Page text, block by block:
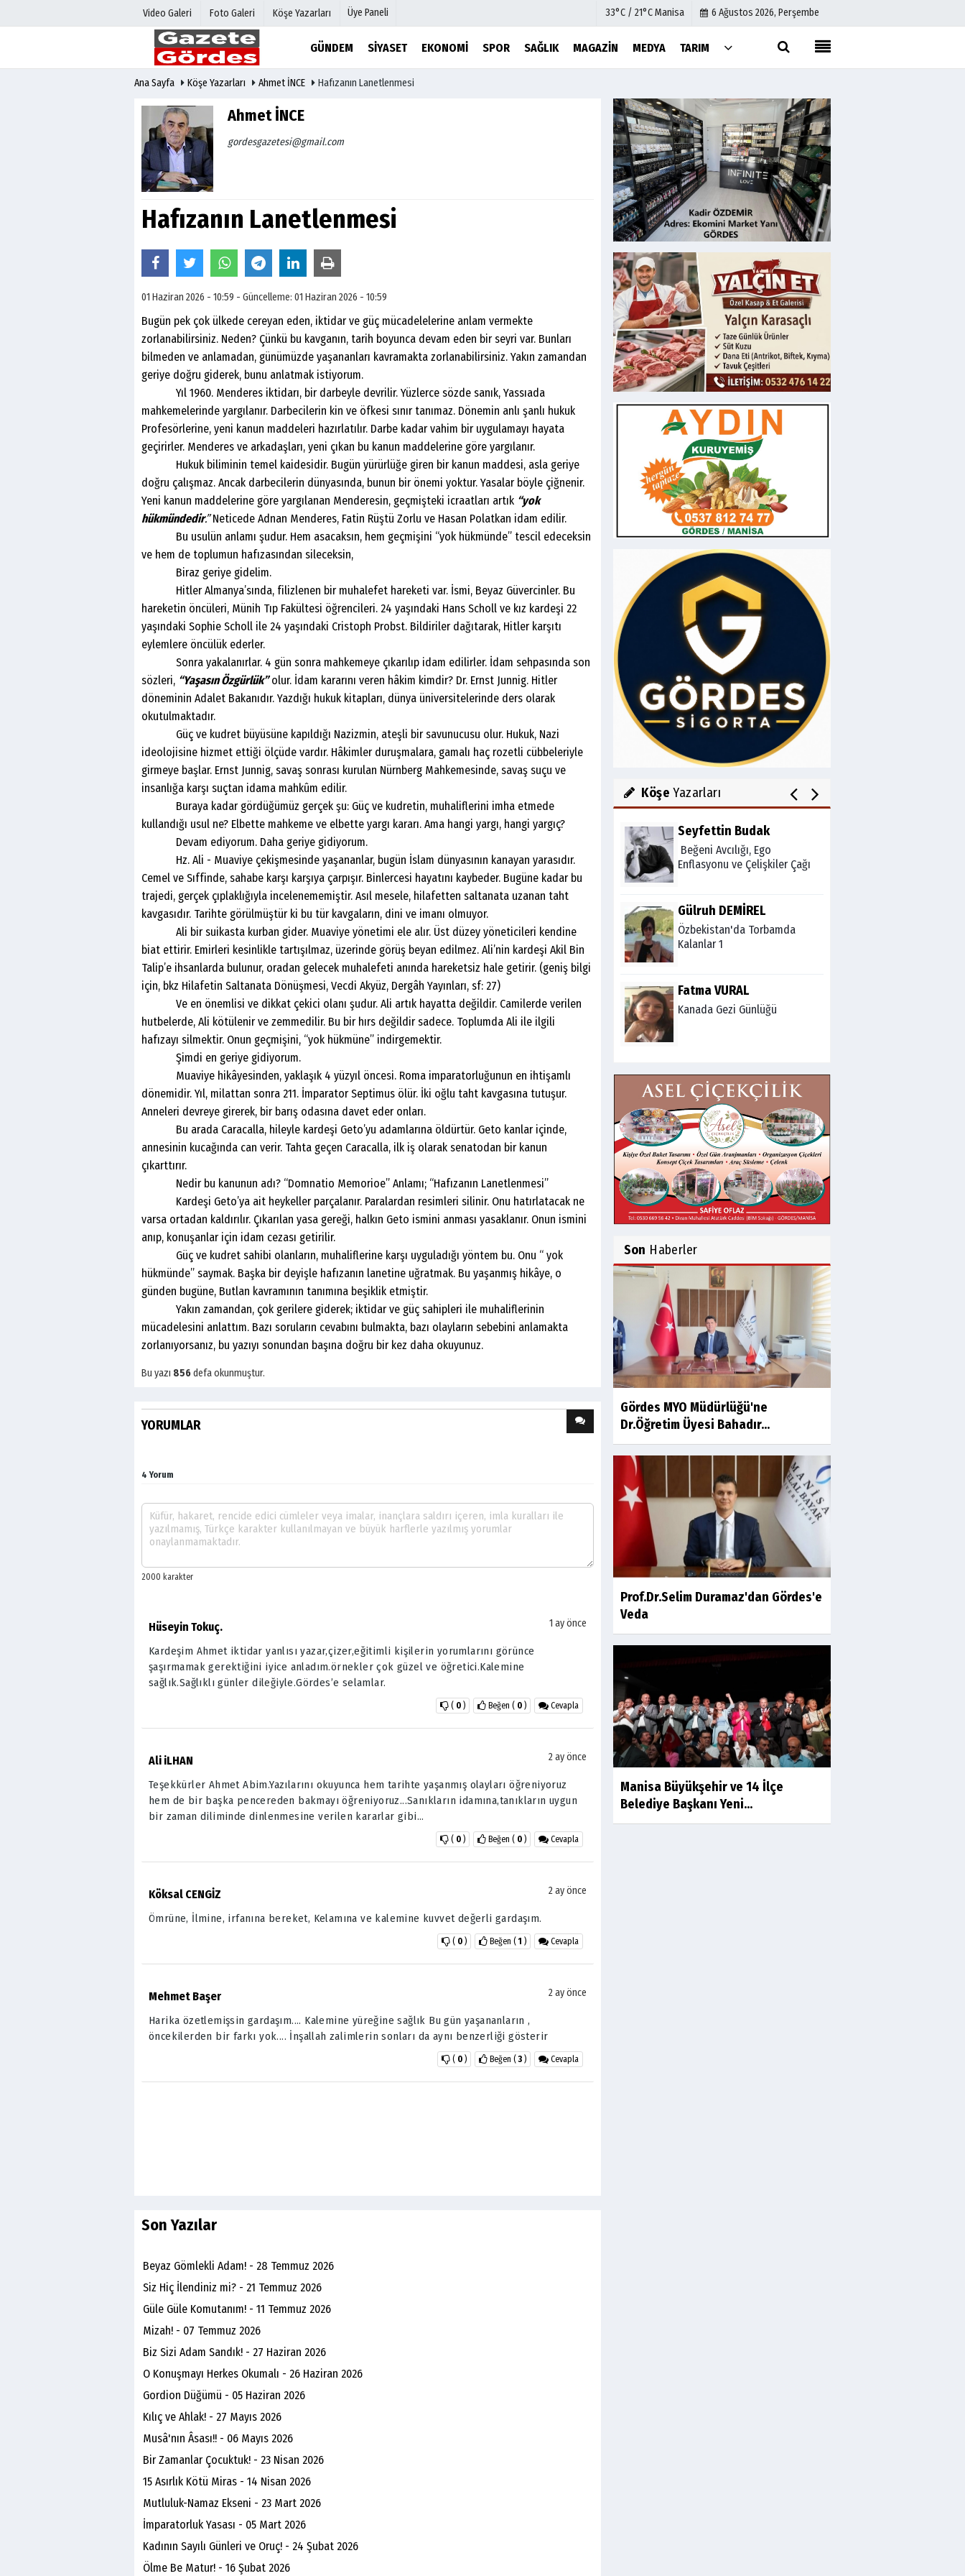
Video Galeri Foto Galeri Köşe Yazarları Üye Paneli 33°C / 21°C Manisa 6 Ağustos 2026, Perşembe
GÜNDEM SIYASET EKONOMI SPOR SAĞLIK MAGAZIN MEDYA TARIM
Hava Durumu
Gazete Manşetleri
Biyografiler
İletişim
Çerez Politikası
Gizlilik İlkeleri
Ana Sayfa Köşe Yazarları Ahmet İNCE Hafızanın Lanetlenmesi
Ahmet İNCE
gordesgazetesi@gmail.com
Hafızanın Lanetlenmesi
01 Haziran 2026 - 10:59 - Güncelleme: 01 Haziran 2026 - 10:59
Bugün pek çok ülkede cereyan eden, iktidar ve güç mücadelelerine anlam vermekte
zorlanabilirsiniz. Neden? Çünkü bu kavganın, tarih boyunca devam eden bir seyri var. Bunları
bilmeden ve anlamadan, günümüzde yaşananları kavramakta zorlanabilirsiniz. Yakın zamandan
geriye doğru giderek, bunu anlatmak istiyorum.
Yıl 1960. Menderes iktidarı, bir darbeyle devrilir. Yüzlerce sözde sanık, Yassıada
mahkemelerinde yargılanır. Darbecilerin kin ve öfkesi sınır tanımaz. Dönemin anlı şanlı hukuk
Profesörlerine, yeni kanun maddeleri hazırlatılır. Darbe kadar vahim bir uygulamayı hayata
geçirirler. Menderes ve arkadaşları, yeni çıkan bu kanun maddelerine göre yargılanır.
Hukuk biliminin temel kaidesidir. Bugün yürürlüğe giren bir kanun maddesi, asla geriye
doğru çalışmaz. Ancak darbecilerin dünyasında, bunun bir önemi yoktur. Yasalar böyle çiğnenir.
Yeni kanun maddelerine göre yargılanan Menderesin, geçmişteki icraatları artık “yok
hükmündedir.”Neticede Adnan Menderes, Fatin Rüştü Zorlu ve Hasan Polatkan idam edilir.
Bu usulün anlamı şudur. Hem asacaksın, hem geçmişini “yok hükmünde” tescil edeceksin
ve hem de toplumun hafızasından sileceksin,
Biraz geriye gidelim.
Hitler Almanya’sında, filizlenen bir muhalefet hareketi var. İsmi, Beyaz Güvercinler. Bu
hareketin öncüleri, Münih Tıp Fakültesi öğrencileri. 24 yaşındaki Hans Scholl ve kız kardeşi 22
yaşındaki Sophie Scholl ile 24 yaşındaki Cristoph Probst. Bildiriler dağıtarak, Hitler karşıtı
eylemlere öncülük ederler.
Sonra yakalanırlar. 4 gün sonra mahkemeye çıkarılıp idam edilirler. İdam sehpasında son
sözleri, “Yaşasın Özgürlük”olur. İdam kararını veren hâkim kimdir? Dr. Ernst Junnig. Hitler
döneminin Adalet Bakanıdır. Yazdığı hukuk kitapları, dünya üniversitelerinde ders olarak
okutulmaktadır.
Güç ve kudret büyüsüne kapıldığı Nazizmin, ateşli bir savunucusu olur. Hukuk, Nazi
ideolojisine hizmet ettiği ölçüde vardır. Hâkimler duruşmalara, gamalı haç rozetli cübbeleriyle
girmeye başlar. Ernst Junnig, savaş sonrası kurulan Nürnberg Mahkemesinde, savaş suçu ve
insanlığa karşı suçtan idama mahkûm edilir.
Buraya kadar gördüğümüz gerçek şu: Güç ve kudretin, muhaliflerini imha etmede
kullandığı usul ne? Elbette mahkeme ve elbette yargı kararı. Ama hangi yargı, hangi yargıç?
Devam ediyorum. Daha geriye gidiyorum.
Hz. Ali - Muaviye çekişmesinde yaşananlar, bugün İslam dünyasının kanayan yarasıdır.
Cemel ve Sıffinde, sahabe karşı karşıya çarpışır. Binlercesi hayatını kaybeder. Bugüne kadar bu
trajedi, gerçek çıplaklığıyla incelenememiştir. Asıl mesele, hilafetten saltanata uzanan taht
kavgasıdır. Tarihte görülmüştür ki bu tür kavgaların, dini ve imanı olmuyor.
Ali bir suikasta kurban gider. Muaviye yönetimi ele alır. Üst düzey yöneticileri kendine
biat ettirir. Emirleri kesinlikle tartışılmaz, üzerinde görüş beyan edilmez. Ali’nin kardeşi Akil Bin
Talip’e ihsanlarda bulunur, oradan gelecek muhalefeti anında hareketsiz hale getirir. (geniş bilgi
için, bkz Hilafetin Saltanata Dönüşmesi, Vecdi Akyüz, Dergâh Yayınları, sf: 27)
Ve en önemlisi ve dikkat çekici olanı şudur. Ali artık hayatta değildir. Camilerde verilen
hutbelerde, Ali kötülenir ve zemmedilir. Bu bir hırs değildir sadece. Toplumda Ali ile ilgili
hafızayı silmektir. Onun geçmişini, “yok hükmüne” indirgemektir.
Şimdi en geriye gidiyorum.
Muaviye hikâyesinden, yaklaşık 4 yüzyıl öncesi. Roma imparatorluğunun en ihtişamlı
dönemidir. Yıl, milattan sonra 211. İmparator Septimus ölür. İki oğlu taht kavgasına tutuşur.
Anneleri devreye girerek, bir barış odasına davet eder onları.
Bu arada Caracalla, hileyle kardeşi Geto’yu adamlarına öldürtür. Geto kanlar içinde,
annesinin kucağında can verir. Tahta geçen Caracalla, ilk iş olarak senatodan bir kanun
çıkarttırır.
Nedir bu kanunun adı? “Domnatio Memorioe” Anlamı; “Hafızanın Lanetlenmesi”
Kardeşi Geto’ya ait heykeller parçalanır. Paralardan resimleri silinir. Onu hatırlatacak ne
varsa ortadan kaldırılır. Çıkarılan yasa gereği, halkın Geto ismini anması yasaklanır. Onun ismini
anıp, konuşanlar için idam cezası getirilir.
Güç ve kudret sahibi olanların, muhaliflerine karşı uyguladığı yöntem bu. Onu “ yok
hükmünde” saymak. Başka bir deyişle hafızanın lanetine uğratmak. Bu yaşanmış hikâye, o
günden bugüne, Butlan kavramının tanımına beşiklik etmiştir.
Yakın zamandan, çok gerilere giderek; iktidar ve güç sahipleri ile muhaliflerinin
mücadelesini anlattım. Bazı soruların cevabını bulmakta, bazı olayların sebebini anlamakta
zorlanıyorsanız, bu yazıyı sonundan başına doğru bir kez daha okuyunuz.
Bu yazı 856defa okunmuştur.
YORUMLAR
4 Yorum
Hüseyin Tokuç. 1 ay önce
Kardeşim Ahmet iktidar yanlısı yazar,çizer,eğitimli kişilerin yorumlarını görünce
şaşırmamak gerektiğini iyice anladım.örnekler çok güzel ve öğretici.Kalemine
sağlık.Sağlıklı günler dileğiyle.Gördes’e selamlar.
Cevapla
Beğen ( 0 )
( 0 )
Ali iLHAN 2 ay önce
Teşekkürler Ahmet Abim.Yazılarını okuyunca hem tarihte yaşanmış olayları öğreniyoruz
hem de bir başka pencereden bakmayı öğreniyoruz...Sanıkların idamına,tanıkların uygun
bir zaman diliminde dinlenmesine verilen kararlar gibi...
Cevapla
Beğen ( 0 )
( 0 )
Köksal CENGİZ 2 ay önce
Ömrüne, İlmine, irfanına bereket, Kelamına ve kalemine kuvvet değerli gardaşım.
Cevapla
Beğen ( 1 )
( 0 )
Mehmet Başer 2 ay önce
Harika özetlemişsin gardaşım.... Kalemine yüreğine sağlık Bu gün yaşananların ,
öncekilerden bir farkı yok.... İnşallah zalimlerin sonları da aynı benzerliği gösterir
Cevapla
Beğen ( 3 )
( 0 )
Son Yazılar
Beyaz Gömlekli Adam! - 28 Temmuz 2026
Siz Hiç İlendiniz mi? - 21 Temmuz 2026
Güle Güle Komutanım! - 11 Temmuz 2026
Mizah! - 07 Temmuz 2026
Biz Sizi Adam Sandık! - 27 Haziran 2026
O Konuşmayı Herkes Okumalı - 26 Haziran 2026
Gordion Düğümü - 05 Haziran 2026
Kılıç ve Ahlak! - 27 Mayıs 2026
Musâ'nın Âsası!! - 06 Mayıs 2026
Bir Zamanlar Çocuktuk! - 23 Nisan 2026
15 Asırlık Kötü Miras - 14 Nisan 2026
Mutluluk-Namaz Ekseni - 23 Mart 2026
İmparatorluk Yasası - 05 Mart 2026
Kadının Sayılı Günleri ve Oruç! - 24 Şubat 2026
Ölme Be Matur! - 16 Şubat 2026
Köşe Yazarları
Av.Cenap GÜVEN
Gördesli Şair Alim Atay
Salih OKKALI
1950'li Yıllarda Gördes-VI
Seyfettin Budak
Beğeni Avcılığı, Ego
Enflasyonu ve Çelişkiler Çağı
Gülruh DEMİREL
Özbekistan'da Torbamda
Kalanlar 1
Fatma VURAL
Kanada Gezi Günlüğü
Röportaj Serisi-46: Konuk
=Prof.Dr.Hakan Atalay
(Psikanaliz)
Hüseyin TUNÇAY
Gökçeada Gezimiz-IV
İsmail AYBEY
Belma Sebil'i Tanıyor
Musunuz?
Ahmet İNCE
Beyaz Gömlekli Adam!
Prof.Dr.Ayşe İLKER
Adı Sanı Olmak
Gezerken Zamanın Kollarındaki
Ruhuma Rastlamak
Yaşar ATLI
Kahramanlar
İLKER
Mühendislerin de Sanat Ruhu
Dr.Fatih KESKİN
Millî Edebiyat, Millî Şuur, Millî
Takım
Sıracettin ÇELİK
Çalıkuşu
Son Haberler
Gördes MYO Müdürlüğü'ne
Dr.Öğretim Üyesi Bahadır...
Prof.Dr.Selim Duramaz'dan Gördes'e
Veda
Manisa Büyükşehir ve 14 İlçe
Belediye Başkanı Yeni...